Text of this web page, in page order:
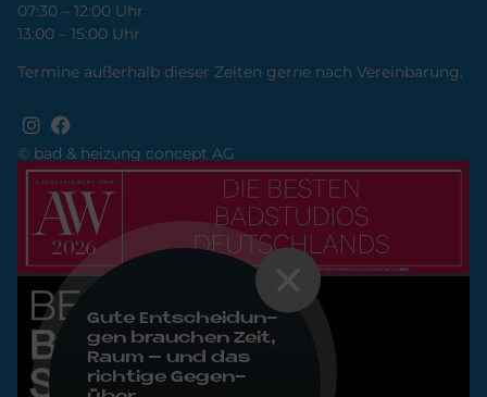
© bad & heizung concept AG
Bild
Gute Ent­schei­dun­
gen brau­chen Zeit,
Raum – und das
rich­ti­ge Ge­gen­
07:30 – 12:00 Uhr
13:00 – 15:00 Uhr
Termine außerhalb dieser Zeiten gerne nach Vereinbarung.